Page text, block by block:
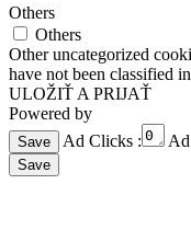
Others
Others
Other uncategorized
have not been classified
ULOŽIŤ A PRIJAŤ
Powered by
Ad Clicks :